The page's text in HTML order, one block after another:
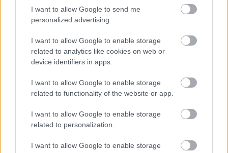
I want to allow Google to send me
personalized advertising.
I want to allow Google to enable storage
related to analytics like cookies on web or
device identifiers in apps.
I want to allow Google to enable storage
related to functionality of the website or app.
I want to allow Google to enable storage
related to personalization.
I want to allow Google to enable storage
Victoria Niebocko vs. LKS Hłudno - relacja, wynik na żywo,
transmisja
Wynik meczu Victoria Niebocko - LKS Hłudno znajdziesz na naszej stronie
zaraz po jego zakończeniu. Jeżeli szukasz informacji meczowych, zajrzyj
Victoria Niebocko vs. LKS Hłudno - wynik, składy, strzelcy
Jeżeli w internecie lub TV dostępna jest
albo innych spotkań Krosno > Klasa
B, gr. II na pewno znajdziesz takie informacje na naszym portalu. Możliwe
jednak, że nigdzie nie pojawi się stream online z tego pojedynku. Śledź
Asseco Resovia| Developres Rzeszów |ITA TOOLS Stal Mielec